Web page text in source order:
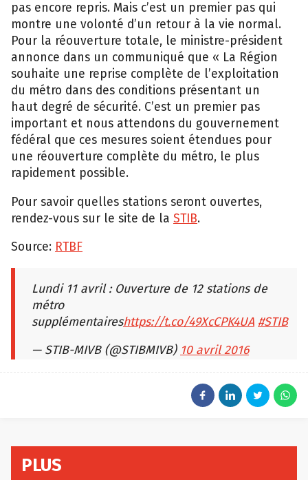
pas encore repris. Mais c’est un premier pas qui
montre une volonté d’un retour à la vie normal.
Pour la réouverture totale, le ministre-président
annonce dans un communiqué que « La Région
souhaite une reprise complète de l’exploitation
du métro dans des conditions présentant un
haut degré de sécurité. C’est un premier pas
important et nous attendons du gouvernement
fédéral que ces mesures soient étendues pour
une réouverture complète du métro, le plus
rapidement possible.
Pour savoir quelles stations seront ouvertes,
rendez-vous sur le site de la STIB.
Source: RTBF
Lundi 11 avril : Ouverture de 12 stations de
métro
supplémentaireshttps://t.co/49XcCPK4UA #STIB
— STIB-MIVB (@STIBMIVB) 10 avril 2016
PLUS